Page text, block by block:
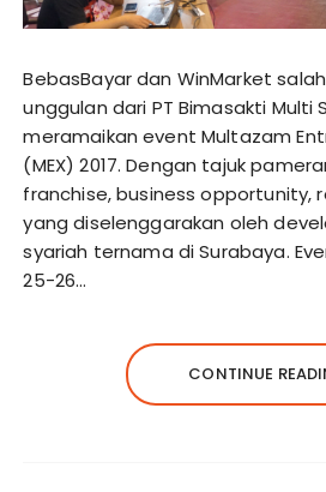
BebasBayar dan WinMarket
unggulan dari PT Bimasakti Multi
meramaikan event Multazam
(MEX) 2017. Dengan tajuk
franchise, business opportunity,
yang diselenggarakan oleh
syariah ternama di Surabaya.
25-26…
CONTINUE